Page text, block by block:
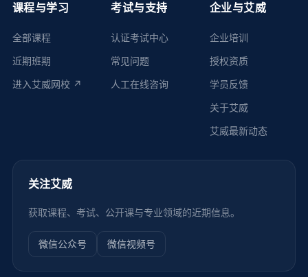
课程与学习
全部课程
近期班期
进入艾威网校 ↗
考试与支持
认证考试中心
常见问题
人工在线咨询
企业与艾威
企业培训
授权资质
学员反馈
关于艾威
艾威最新动态
关注艾威
获取课程、考试、公开课与专业领域的近期信息。
微信公众号 微信视频号